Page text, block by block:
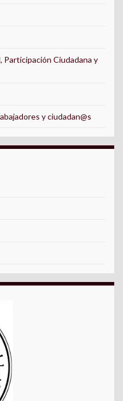
Participación Ciudadana y
y ciudadan@s